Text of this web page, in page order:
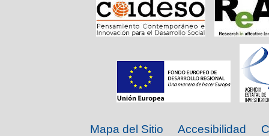
Mapa del Sitio Accesibilidad